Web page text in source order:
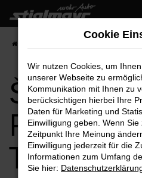
Zum
Hauptinhalt
springen
Škoda
Top-
Cookie
Wir nutzen Cookies, um
unserer Webseite zu
Kommunikation mit Ihnen zu
berücksichtigen hierbei Ihre
Daten für Marketing und
Einwilligung geben. Wenn
Zeitpunkt Ihre Meinung
Einwilligung jederzeit für die
Informationen zum Umfang
Sie hier: